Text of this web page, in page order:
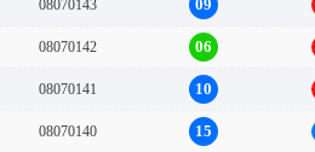
08070143 09
08070142 06
08070141 10
08070140 15